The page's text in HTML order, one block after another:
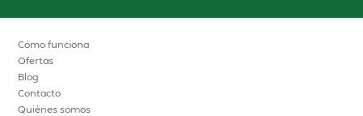
Cómo funciona
Ofertas
Blog
Contacto
Quiénes somos